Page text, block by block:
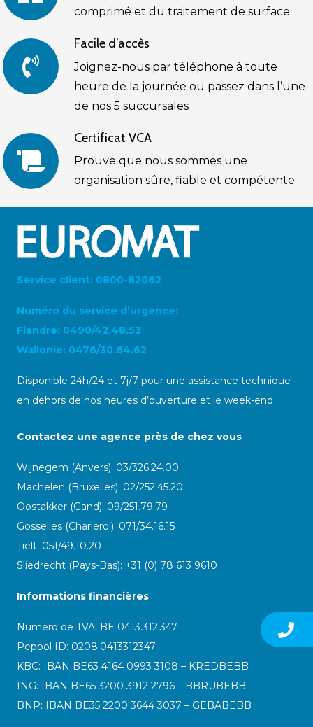
comprimé et du traitement de surface
Facile d’accès
Joignez-nous par téléphone à toute
heure de la journée ou passez dans l’une
de nos 5 succursales
Certificat VCA
Prouve que nous sommes une
organisation sûre, fiable et compétente
Service client: 0800-82062
Numéro du service d’urgence:
Flandre: 0490/42.48.53
Wallonie: 0476/30.64.62
Disponible 24h/24 et 7j/7 pour une assistance technique
en dehors de nos heures d’ouverture et le week-end
Contactez une agence près de chez vous
Wijnegem (Anvers): 03/326.24.00
Machelen (Bruxelles): 02/252.45.20
Oostakker (Gand): 09/251.79.79
Gosselies (Charleroi): 071/34.16.15
Tielt: 051/49.10.20
Sliedrecht (Pays-Bas): +31 (0) 78 613 9610
Informations financières
Numéro de TVA: BE 0413.312.347
Peppol ID: 0208:0413312347
KBC: IBAN BE63 4164 0993 3108 – KREDBEBB
ING: IBAN BE65 3200 3912 2796 – BBRUBEBB
BNP: IBAN BE35 2200 3644 3037 – GEBABEBB